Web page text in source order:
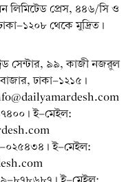
লিমিটেড প্রেস, ৪৪৬/সি ও
১২০৮ থেকে মুদ্রিত।
সেন্টার, ৯৯, কাজী নজরুল
ঢাকা-১২১৫।
ই-মেইল:
০২৫৪৩৪ । ই-মেইল: